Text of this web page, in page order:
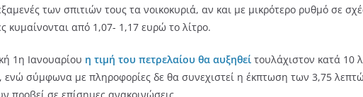
των σπιτιών τους τα νοικοκυριά, αν και με μικρότερο ρυθμό
κυμαίνονται από 1,07- 1,17 ευρώ το λίτρο.
1η Ιανουαρίου η τιμή του πετρελαίου θα αυξηθεί τουλάχιστον κατά 10
ενώ σύμφωνα με πληροφορίες δε θα συνεχιστεί η έκπτωση των 3,75